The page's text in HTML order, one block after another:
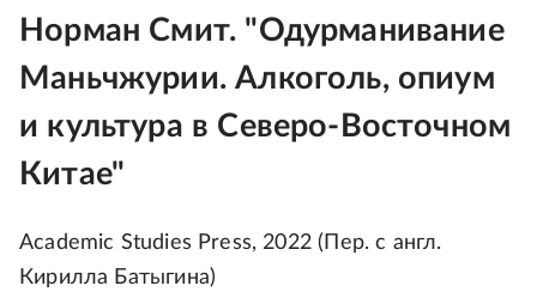
Норман Смит. "Одурманивание
Маньчжурии. Алкоголь, опиум
и культура в Северо-Восточном
Китае"
Academic Studies Press, 2022 (Пер. с англ.
Кирилла Батыгина)